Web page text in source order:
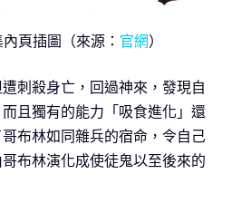
頁插圖（來源： 官網）
刺殺身亡，回過神來，發現自
且獨有的能力「吸食進化」還
布林如同雜兵的宿命，令自己
布林演化成使徒鬼以至後來的